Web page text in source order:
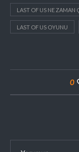
LAST OF US NE ZAMAN
LAST OF US OYUNU
0